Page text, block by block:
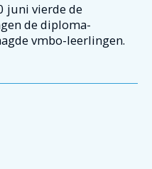
juni vierde de
de diploma-
vmbo-leerlingen.